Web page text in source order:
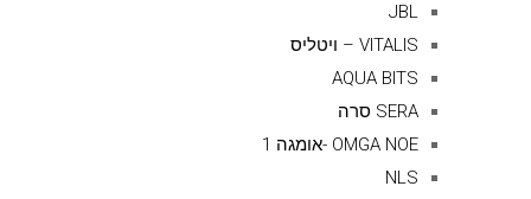
JBL
VITALIS – ויטליס
AQUA BITS
SERA סרה
OMGA NOE -אומגה 1
NLS